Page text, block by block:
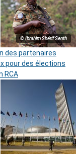
© Ibrahim Shérif Senth
des partenaires
pour des élections
RCA